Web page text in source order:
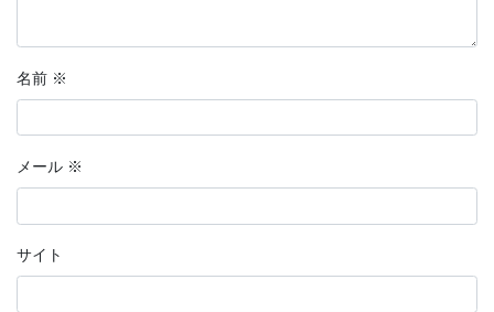
名前 ※
メール ※
サイト
2022年8月
2022年6月
2022年4月